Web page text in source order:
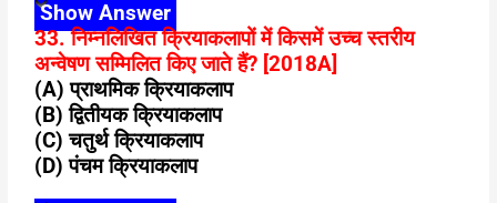
Show Answer
33. निम्नलिखित क्रियाकलापों में किसमें उच्च स्तरीय
अन्वेषण सम्मिलित किए जाते हैं? [2018A]
(A) प्राथमिक क्रियाकलाप
(B) द्वितीयक क्रियाकलाप
(C) चतुर्थ क्रियाकलाप
(D) पंचम क्रियाकलाप